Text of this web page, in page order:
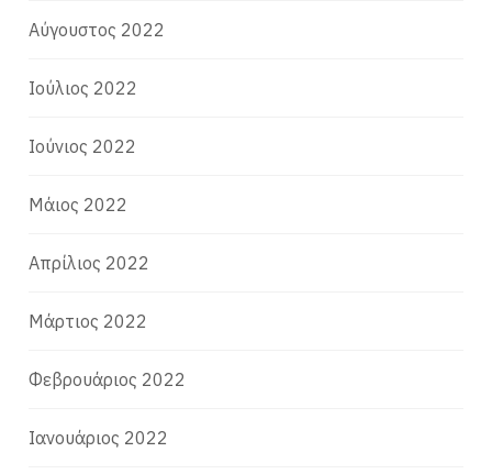
Αύγουστος 2022
Ιούλιος 2022
Ιούνιος 2022
Μάιος 2022
Απρίλιος 2022
Μάρτιος 2022
Φεβρουάριος 2022
Ιανουάριος 2022